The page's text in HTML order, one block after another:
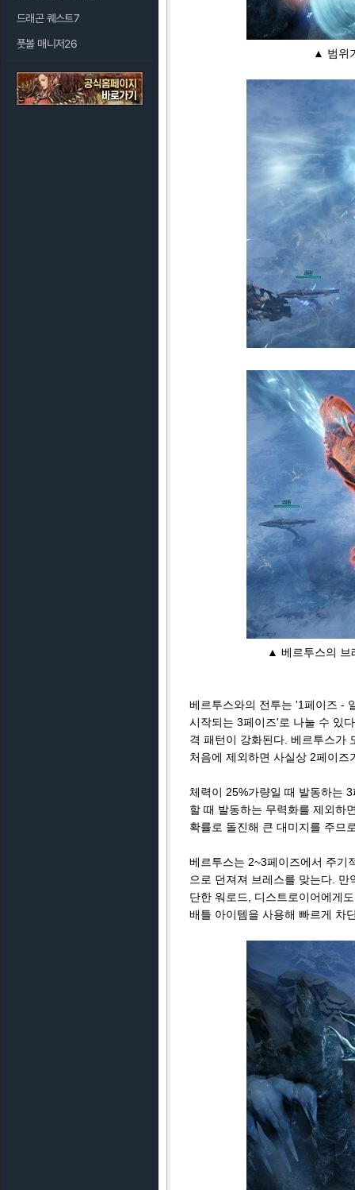
드래곤 퀘스트7
풋볼 매니저26
▲ 범위
▲ 베르투스의 브
베르투스와의 전투는 '1페이즈 -
시작되는 3페이즈'로 나눌 수 있
격 패턴이 강화된다. 베르투스가
처음에 제외하면 사실상 2페이즈
체력이 25%가량일 때 발동하는
할 때 발동하는 무력화를 제외하
확률로 돌진해 큰 대미지를 주므
베르투스는 2~3페이즈에서 주기
으로 던져져 브레스를 맞는다.
단한 워로드, 디스트로이어에게
배틀 아이템을 사용해 빠르게 차